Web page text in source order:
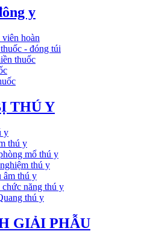
y
hoàn
- đóng túi
thuốc
THÚ Y
y
thú y
mổ thú y
thú y
âm thú y
chức năng thú y
thú y
GIẢI PHẪU